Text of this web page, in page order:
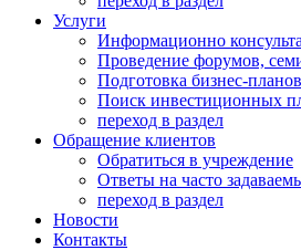
Услуги
Информационно
Проведение форумов,
Подготовка бизнес-планов
Поиск инвестиционных
переход в раздел
Обращение клиентов
Обратиться в учреждение
Ответы на часто
переход в раздел
Новости
Контакты